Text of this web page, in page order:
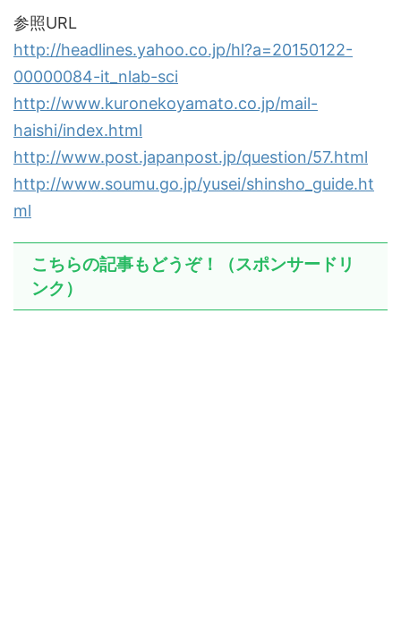
参照URL
http://headlines.yahoo.co.jp/hl?a=20150122-
00000084-it_nlab-sci
http://www.kuronekoyamato.co.jp/mail-
haishi/index.html
http://www.post.japanpost.jp/question/57.html
http://www.soumu.go.jp/yusei/shinsho_guide.ht
ml
こちらの記事もどうぞ！（スポンサードリ
ンク）